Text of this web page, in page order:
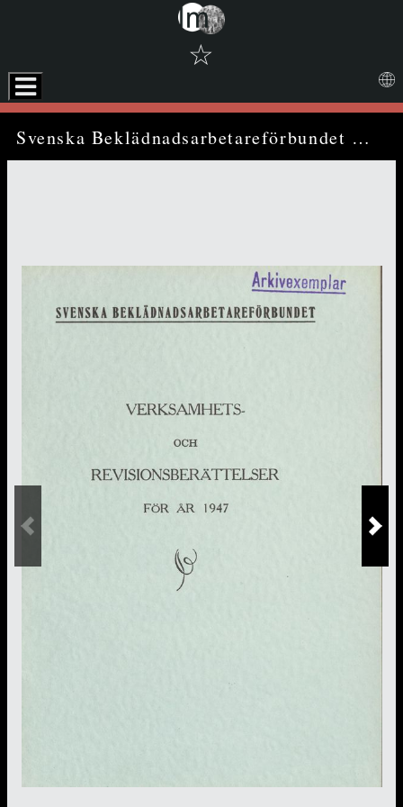
☆
Media Viewer Svenska Beklädnadsarbetareförbundet Verksamhets- och Revisionsberättelser för år 1947